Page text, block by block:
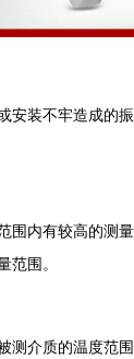
装不牢造成的
内有较高的测
范围。
介质的温度范